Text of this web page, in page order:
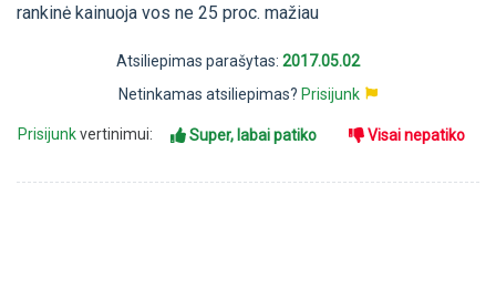
rankinė kainuoja vos ne 25 proc. mažiau
Atsiliepimas parašytas: 2017.05.02
Netinkamas atsiliepimas? Prisijunk
Prisijunkvertinimui: Super, labai patiko Visai nepatiko